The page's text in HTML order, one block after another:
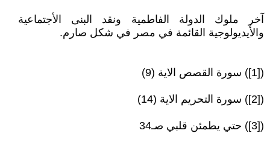
آخر ملوك الدولة الفاطمية ونقد البنى الأجتماعية
والأيديولوجية القائمة في مصر في شكل صارم.
([1]) سورة القصص الاية (9)
([2]) سورة التحريم الاية (14)
([3]) حتي يطمئن قلبي صـ34